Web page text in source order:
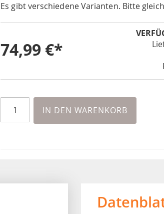
Es gibt verschiedene Varianten. Bitte
74,99 €
IN DEN WARENKORB